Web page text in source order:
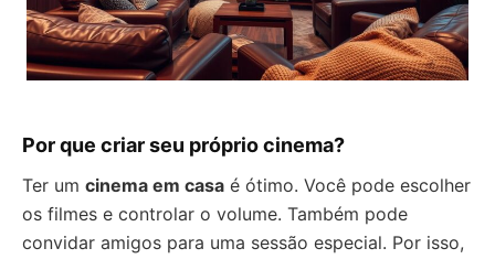
Por que criar seu próprio cinema?
Ter um cinema em casa é ótimo. Você pode escolher
os filmes e controlar o volume. Também pode
convidar amigos para uma sessão especial. Por isso,